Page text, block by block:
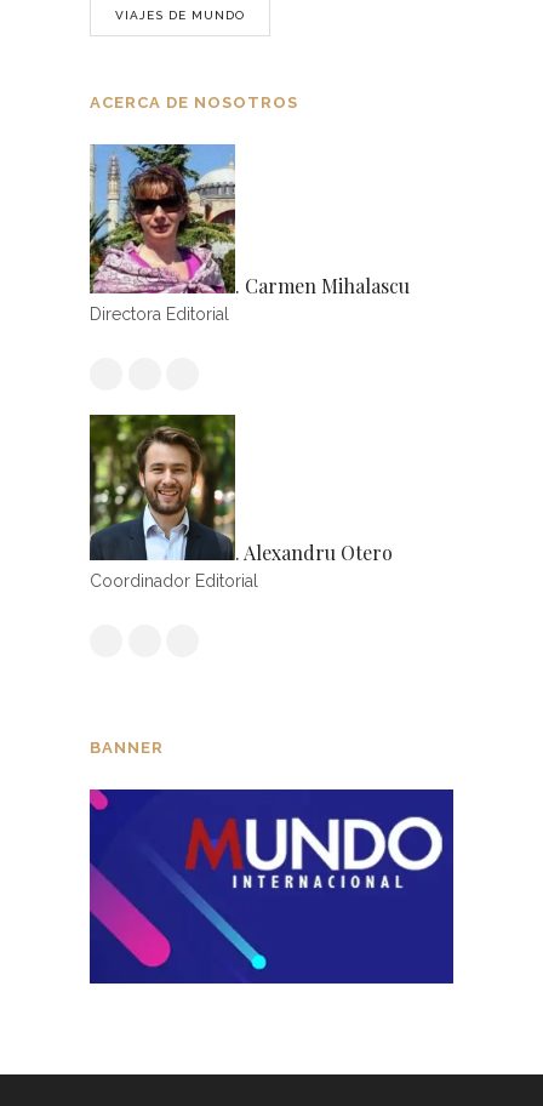
VIAJES DE MUNDO
ACERCA DE NOSOTROS
. Carmen Mihalascu
Directora Editorial
. Alexandru Otero
Coordinador Editorial
BANNER